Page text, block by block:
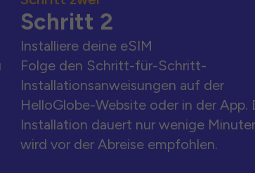
Schritt 2
Installiere deine eSIM
Folge den Schritt-für-Schritt-
Installationsanweisungen auf der
HelloGlobe-Website oder in der App.
Installation dauert nur wenige
wird vor der Abreise empfohlen.